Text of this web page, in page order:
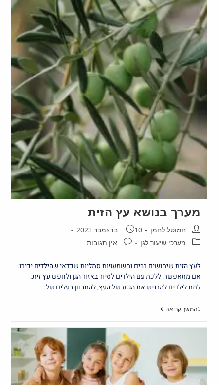
מערך בנושא עץ הזית
חמוטל לחמן
10 בדצמבר 2023
מערכי שיעור לגן
אין תגובות
לעץ הזית שימושים רבים ומשמעויות סמליות שכדאי שהילדים יכירו.
אם מתאפשר, ללכת עם הילדים לסיור באזור הגן ולחפש עץ זית.
לתת לילדים להרגיש את הגזע של העץ, להתבונן בעלים של…
להמשך קריאה